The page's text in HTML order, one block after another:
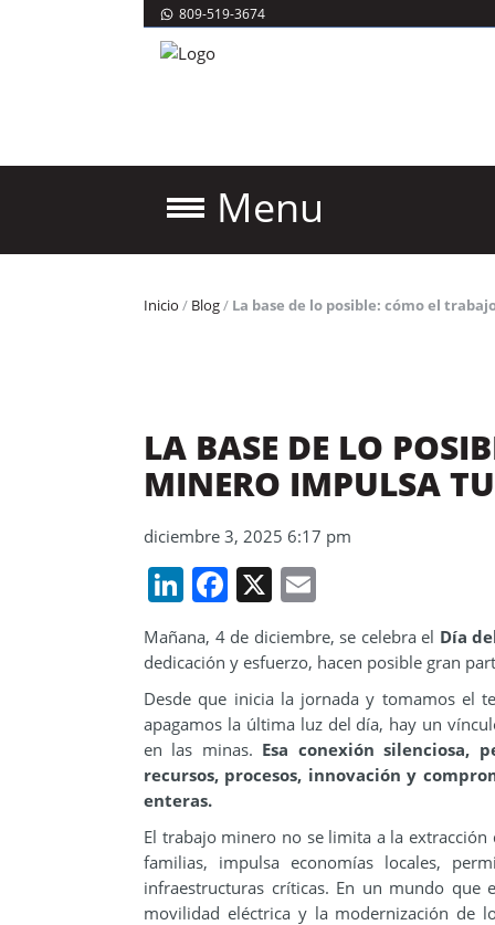
809-519-3674
Menu
Inicio / Blog/ La base de lo posible: cómo el
LA BASE DE LO
MINERO IMPULSA
diciembre 3, 2025 6:17 pm
LinkedIn
Facebook
X
Mañana, 4 de diciembre, se celebra el Día
dedicación y esfuerzo, hacen posible gran
Desde que inicia la jornada y tomamos el
apagamos la última luz del día, hay un
en las minas. Esa conexión silenciosa,
recursos, procesos, innovación y
enteras.
El trabajo minero no se limita a la
familias, impulsa economías locales,
infraestructuras críticas. En un mundo que
movilidad eléctrica y la modernización de